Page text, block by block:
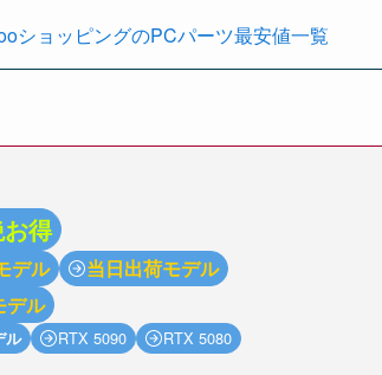
ショッピングのPCパーツ最安値一覧
得
デル
当日出荷モデル
デル
ル RTX 5090
RTX 5080